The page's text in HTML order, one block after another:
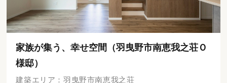
家族が集う、幸せ空間（羽曳野市南恵我之荘Ｏ
様邸）
建築エリア：羽曳野市南恵我之荘